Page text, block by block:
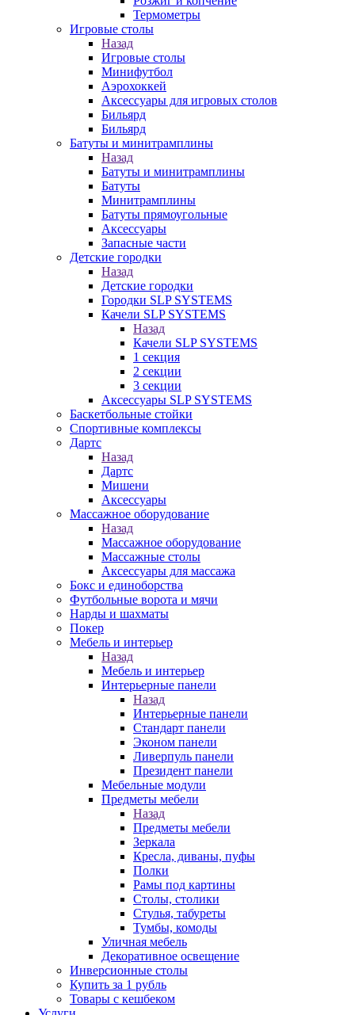
Термометры
Игровые столы
Назад
Игровые столы
Минифутбол
Аэрохоккей
Аксессуары для игровых столов
Бильяpд
Бильяpд
Батуты и минитрамплины
Назад
Батуты и минитрамплины
Батуты
Минитрамплины
Батуты прямоугольные
Аксессуары
Запасные части
Детские городки
Назад
Детские городки
Городки SLP SYSTEMS
Качели SLP SYSTEMS
Назад
Качели SLP SYSTEMS
1 секция
2 секции
3 секции
Аксессуары SLP SYSTEMS
Баскетбольные стойки
Спортивные комплексы
Дартс
Назад
Дартс
Мишени
Аксессуары
Массажное оборудование
Назад
Массажное оборудование
Массажные столы
Аксессуары для массажа
Бокс и единоборства
Футбольные ворота и мячи
Нарды и шахматы
Покер
Мебель и интерьер
Назад
Мебель и интерьер
Интерьерные панели
Назад
Интерьерные панели
Стандарт панели
Эконом панели
Ливерпуль панели
Президент панели
Мебельные модули
Предметы мебели
Назад
Предметы мебели
Зеркала
Кресла, диваны, пуфы
Полки
Рамы под картины
Столы, столики
Стулья, табуреты
Тумбы, комоды
Уличная мебель
Декоративное освещение
Инверсионные столы
Купить за 1 рубль
Товары с кешбеком